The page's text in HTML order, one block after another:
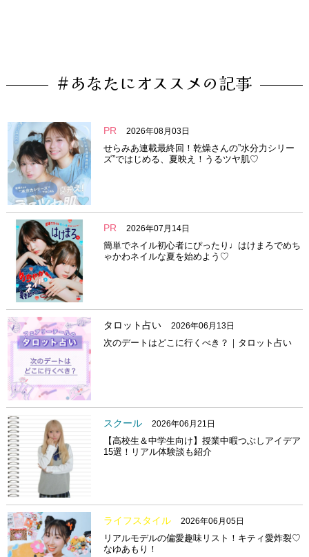
#あなたにオススメの記事
PR 2026年08月03日
せらみあ連載最終回！乾燥さんの”水分力シリー
ズ”ではじめる、夏映え！うるツヤ肌♡
PR 2026年07月14日
簡単でネイル初心者にぴったり♩はけまろでめち
ゃかわネイルな夏を始めよう♡
タロット占い 2026年06月13日
次のデートはどこに行くべき？｜タロット占い
スクール 2026年06月21日
【高校生＆中学生向け】授業中暇つぶしアイデア
15選！リアル体験談も紹介
ライフスタイル 2026年06月05日
リアルモデルの偏愛趣味リスト！キティ愛炸裂♡
なゆあもり！